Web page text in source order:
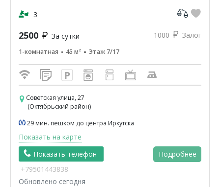
от сроков и перио...
3
2500 За сутки 1000 Залог
1-комнатная 45 м² Этаж 7/17
Советская улица, 27
(Октябрьский район)
29 мин. пешком до центра Иркутска
Показать на карте
Показать телефон
Подробнее
+79501443838
Обновлено сегодня